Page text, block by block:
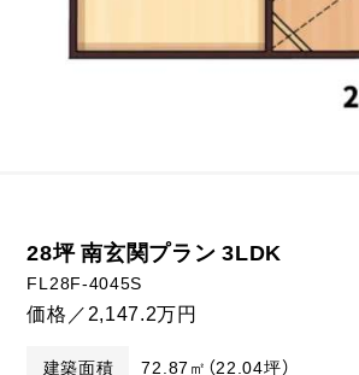
28坪 南玄関プラン 3LDK
FL28F-4045S
価格／2,147.2万円
建築面積
72.87㎡（22.04坪）